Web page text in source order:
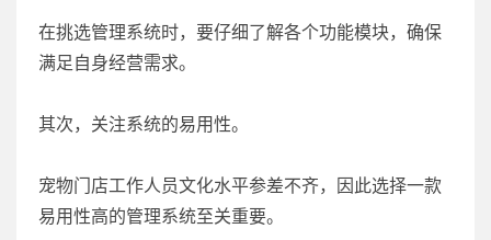
在挑选管理系统时，要仔细了解各个功能模块，确保
满足自身经营需求。
其次，关注系统的易用性。
宠物门店工作人员文化水平参差不齐，因此选择一款
易用性高的管理系统至关重要。